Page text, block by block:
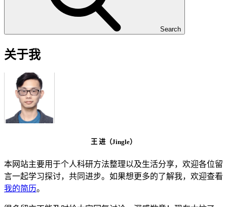
Search
关于我
王 进（Jingle）
本网站主要用于个人科研方法整理以及生活分享，欢迎各位留
言一起学习探讨，共同进步。如果想更多的了解我，欢迎查看
我的简历。